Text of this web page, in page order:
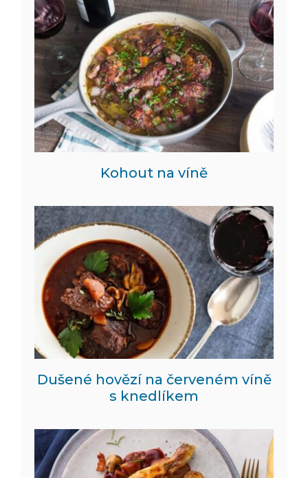
Kohout na víně
Dušené hovězí na červeném víně
s knedlíkem